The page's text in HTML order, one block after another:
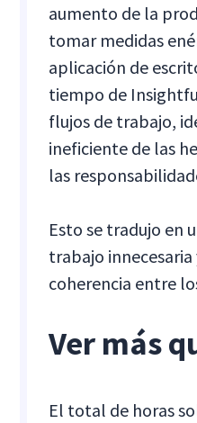
aumento de la
tomar medidas
aplicación de
tiempo de
flujos de trabajo,
ineficiente de las
las
Esto se tradujo en
trabajo
coherencia entre
Ver más
El total de horas